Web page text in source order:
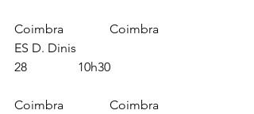
Coimbra		Coimbra
ES D. Dinis
28		10h30
Coimbra		Coimbra